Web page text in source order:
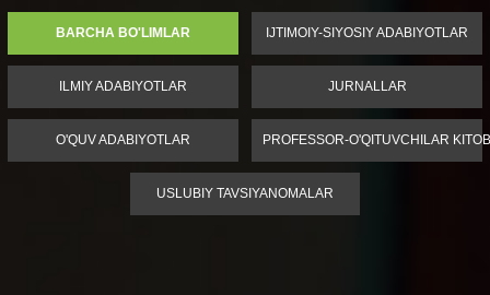
BARCHA BO'LIMLAR IJTIMOIY-SIYOSIY ADABIYOTLAR
ILMIY ADABIYOTLAR JURNALLAR
O'QUV ADABIYOTLAR PROFESSOR-O'QITUVCHILAR
USLUBIY TAVSIYANOMALAR